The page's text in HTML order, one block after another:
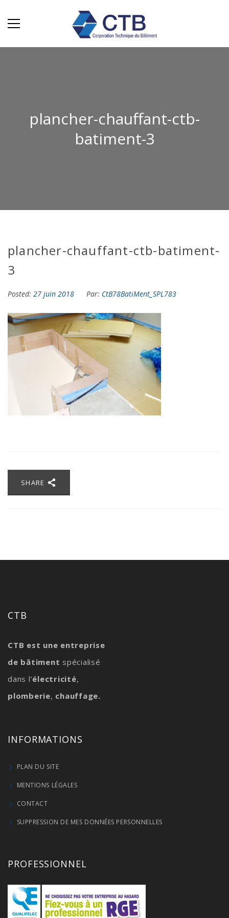
plancher-chauffant-ctb-
batiment-3
plancher-chauffant-ctb-batiment-
3
Posted: 27 juin 2018 Par: CtB78BatiMent_SPL783
SHARE
CTB
CTB est une entreprise
de bâtiment spécialisé
dans l’électricité,
plomberie, chauffage.
INFORMATIONS
PLAN DU SITE
MENTIONS LÉGALES
CONTACT
SUPPRESSION DE MES DONNÉES PERSONNELLES
PROFESSIONNEL